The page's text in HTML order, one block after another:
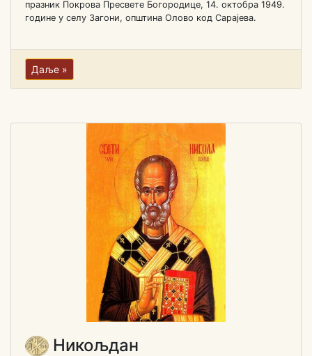
празник Покрова Пресвете Богородице, 14. октобра 1949.
године у селу Загони, општина Олово код Сарајева.
Даље »
Никољдан